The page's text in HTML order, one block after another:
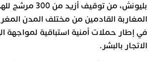
بليونش، من
المغاربة القادمين من مختلف المدن
في إطار حملات أمنية استباقية لمواجهة
الاتجار بالبشر.